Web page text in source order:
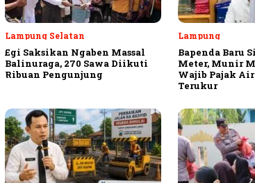
Lampung Selatan
Egi Saksikan Ngaben Massal
Balinuraga, 270 Sawa Diikuti
Ribuan Pengunjung
Lampung
Bapenda Baru
Meter, Munir
Wajib Pajak
Terukur